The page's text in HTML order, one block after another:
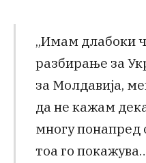
„Имам длабоки
разбирање за
за Молдавија,
да не кажам
многу понапред
тоа го